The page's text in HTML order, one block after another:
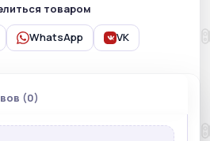
товаром
WhatsApp VK
(0)